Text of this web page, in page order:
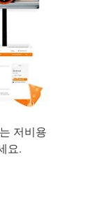
저비용
요.